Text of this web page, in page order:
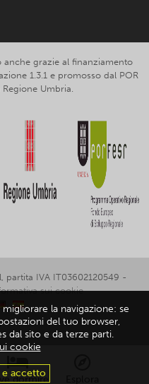
dormire
anche grazie al finanziamento
1.3.1 e promosso dal POR
Regione Umbria.
partita IVA IT03602120549 -
sui cookie
la navigazione: se
del tuo browser,
dal sito e da terze parti.
cookie
accetto